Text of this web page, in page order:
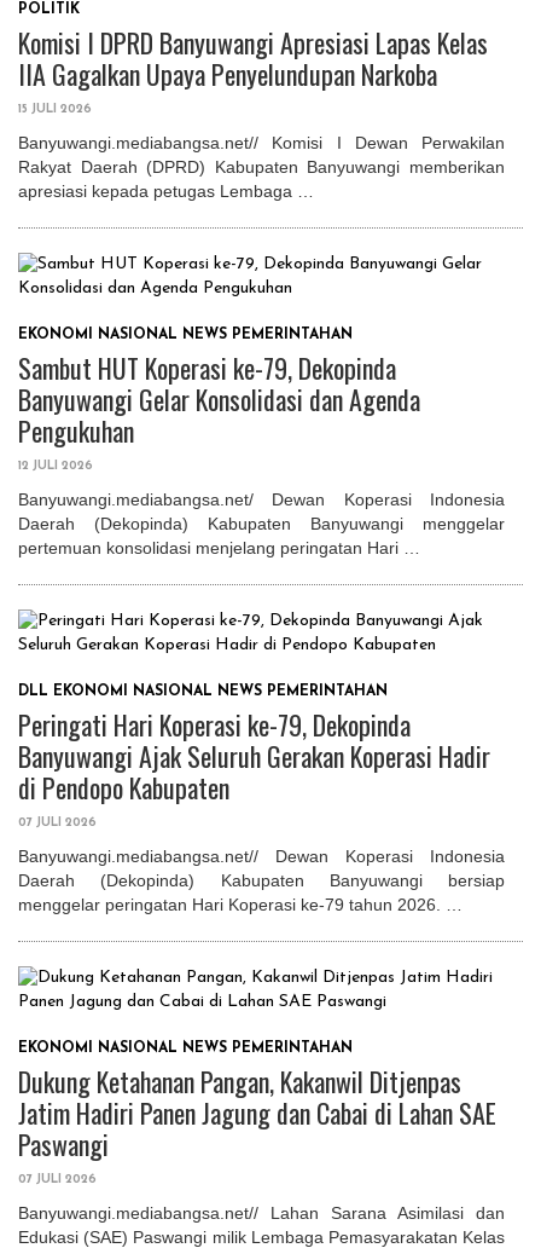
POLITIK
Komisi I DPRD Banyuwangi Apresiasi Lapas Kelas
IIA Gagalkan Upaya Penyelundupan Narkoba
15 JULI 2026
Banyuwangi.mediabangsa.net// Komisi I Dewan Perwakilan
Rakyat Daerah (DPRD) Kabupaten Banyuwangi memberikan
apresiasi kepada petugas Lembaga …
EKONOMI NASIONAL NEWS PEMERINTAHAN
Sambut HUT Koperasi ke-79, Dekopinda
Banyuwangi Gelar Konsolidasi dan Agenda
Pengukuhan
12 JULI 2026
Banyuwangi.mediabangsa.net/ Dewan Koperasi Indonesia
Daerah (Dekopinda) Kabupaten Banyuwangi menggelar
pertemuan konsolidasi menjelang peringatan Hari …
DLL EKONOMI NASIONAL NEWS PEMERINTAHAN
Peringati Hari Koperasi ke-79, Dekopinda
Banyuwangi Ajak Seluruh Gerakan Koperasi Hadir
di Pendopo Kabupaten
07 JULI 2026
Banyuwangi.mediabangsa.net// Dewan Koperasi Indonesia
Daerah (Dekopinda) Kabupaten Banyuwangi bersiap
menggelar peringatan Hari Koperasi ke-79 tahun 2026. …
EKONOMI NASIONAL NEWS PEMERINTAHAN
Dukung Ketahanan Pangan, Kakanwil Ditjenpas
Jatim Hadiri Panen Jagung dan Cabai di Lahan SAE
Paswangi
07 JULI 2026
Banyuwangi.mediabangsa.net// Lahan Sarana Asimilasi dan
Edukasi (SAE) Paswangi milik Lembaga Pemasyarakatan Kelas